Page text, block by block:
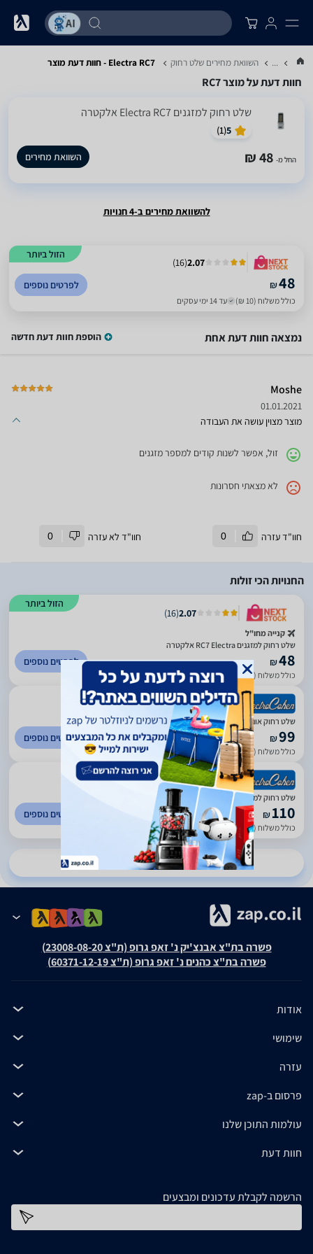
... השוואת מחירים שלט רחוק Electra RC7 - חוות דעת מוצר
חוות דעת על מוצר RC7
שלט רחוק ‏למזגנים Electra RC7 אלקטרה
5
(
1
)
החל מ- 48 ₪ השוואת מחירים
להשוואת מחירים ב-4 חנויות
הזול ביותר
2.07
(
16
)
₪48
כולל משלוח (10 ₪) עד 14 ימי עסקים
לפרטים נוספים
נמצאה חוות דעת אחת הוספת חוות דעת חדשה
Moshe
01.01.2021
מוצר מצוין עושה את העבודה
זול, אפשר לשנות קודים למספר מזגנים
לא מצאתי חסרונות
חוו"ד עזרה 0 חוו"ד לא עזרה 0
החנויות הכי זולות
הזול ביותר
2.07
(
16
)
קנייה מחו"ל
שלט רחוק למזגנים RC7 Electra אלקטרה
₪48
כולל משלוח (10 ₪) עד 14 ימי עסקים
לפרטים נוספים
4.39
(
435
)
שלט רחוק אוניברסלי למזגנים RC7 מקורי Electra אלקטרה
₪99
כולל משלוח (25 ₪) עד 7 ימי עסקים
לפרטים נוספים
4.39
(
435
)
שלט רחוק למזגנים RC7 מקורי Electra
₪110
כולל משלוח (10 ₪) עד 7 ימי עסקים
לפרטים נוספים
להשוואת מחירים ב-5 חנויות נוספות
פשרה בת"צ אבנצ'יק נ' זאפ גרופ (ת"צ 23008-08-20)
פשרה בת"צ כהנים נ' זאפ גרופ (ת"צ 60371-12-19)
אודות
שימושי
עזרה
פרסום ב-zap
עולמות התוכן שלנו
חוות דעת
הרשמה לקבלת עדכונים ומבצעים